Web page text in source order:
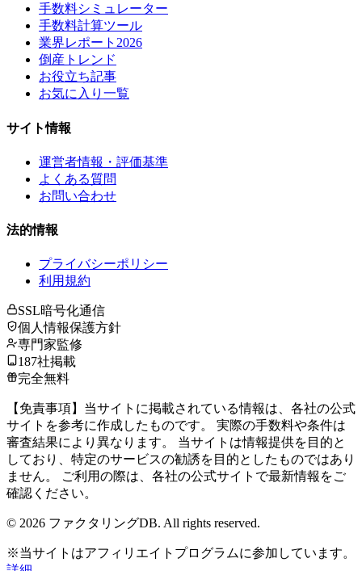
手数料シミュレーター
手数料計算ツール
業界レポート2026
倒産トレンド
お役立ち記事
お気に入り一覧
サイト情報
運営者情報・評価基準
よくある質問
お問い合わせ
法的情報
プライバシーポリシー
利用規約
SSL暗号化通信
個人情報保護方針
専門家監修
187社掲載
完全無料
【免責事項】当サイトに掲載されている情報は、各社の公式
サイトを参考に作成したものです。 実際の手数料や条件は
審査結果により異なります。 当サイトは情報提供を目的と
しており、特定のサービスの勧誘を目的としたものではあり
ません。 ご利用の際は、各社の公式サイトで最新情報をご
確認ください。
© 2026 ファクタリングDB. All rights reserved.
※当サイトはアフィリエイトプログラムに参加しています。